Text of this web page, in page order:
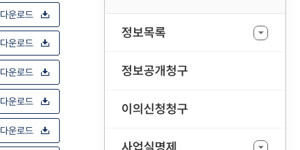
정보목록
정보공개청구
이의신청청구
사업실명제
다운로드
다운로드
다운로드
다운로드
다운로드